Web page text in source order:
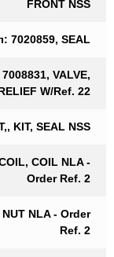
FRONT NSS
7020859, SEAL
VALVE,
W/Ref. 22
KIT, SEAL NSS
COIL NLA -
Order Ref. 2
NLA - Order
Ref. 2